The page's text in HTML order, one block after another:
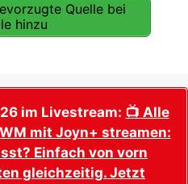
Quelle bei
hinzu
im Livestream: 📺 Alle
mit Joyn+ streamen:
Einfach von vorn
gleichzeitig. Jetzt